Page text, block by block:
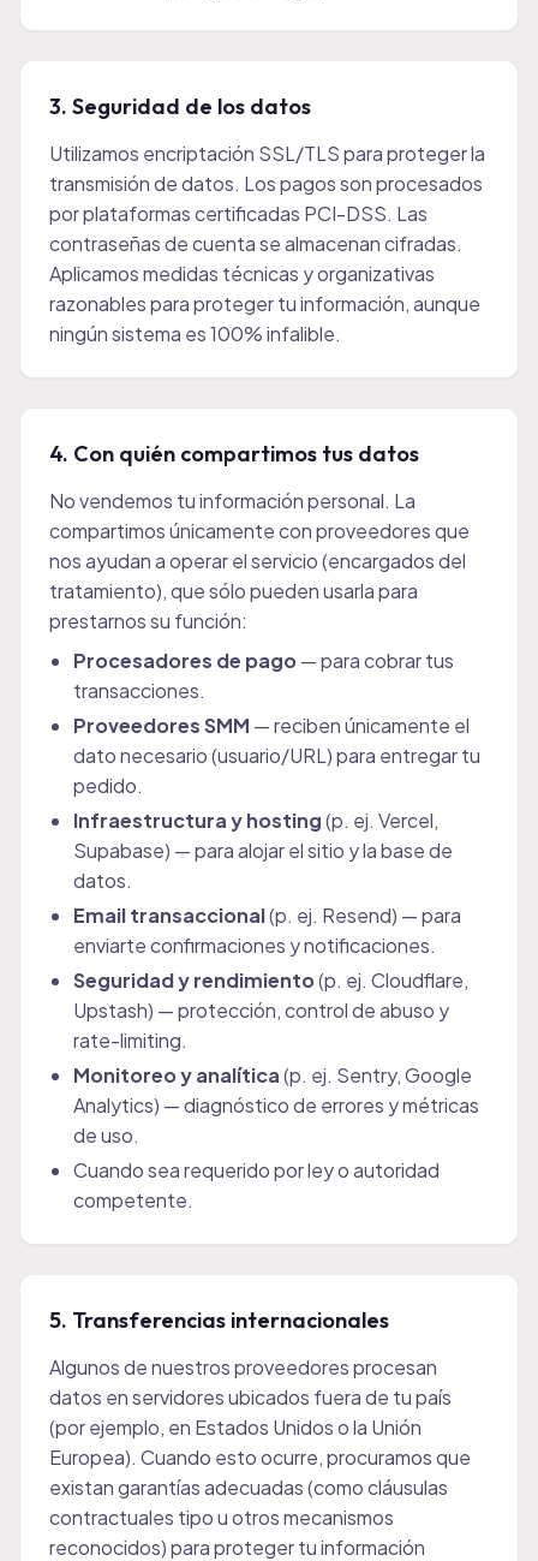
3. Seguridad de los datos
Utilizamos encriptación SSL/TLS para proteger la
transmisión de datos. Los pagos son procesados
por plataformas certificadas PCI-DSS. Las
contraseñas de cuenta se almacenan cifradas.
Aplicamos medidas técnicas y organizativas
razonables para proteger tu información, aunque
ningún sistema es 100% infalible.
4. Con quién compartimos tus datos
No vendemos tu información personal. La
compartimos únicamente con proveedores que
nos ayudan a operar el servicio (encargados del
tratamiento), que sólo pueden usarla para
prestarnos su función:
Procesadores de pago— para cobrar tus
transacciones.
Proveedores SMM — reciben únicamente el
dato necesario (usuario/URL) para entregar tu
pedido.
Infraestructura y hosting(p. ej. Vercel,
Supabase) — para alojar el sitio y la base de
datos.
Email transaccional(p. ej. Resend) — para
enviarte confirmaciones y notificaciones.
Seguridad y rendimiento(p. ej. Cloudflare,
Upstash) — protección, control de abuso y
rate-limiting.
Monitoreo y analítica(p. ej. Sentry, Google
Analytics) — diagnóstico de errores y métricas
de uso.
Cuando sea requerido por ley o autoridad
competente.
5. Transferencias internacionales
Algunos de nuestros proveedores procesan
datos en servidores ubicados fuera de tu país
(por ejemplo, en Estados Unidos o la Unión
Europea). Cuando esto ocurre, procuramos que
existan garantías adecuadas (como cláusulas
contractuales tipo u otros mecanismos
reconocidos) para proteger tu información